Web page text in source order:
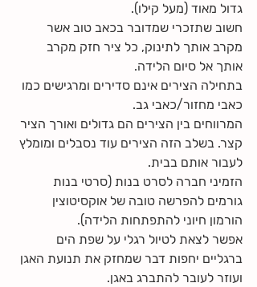
גדול מאוד (מעל קילו).
חשוב שתזכרי שמדובר בכאב טוב אשר
מקרב אותך לתינוק, כל ציר חזק מקרב
אותך אל סיום הלידה.
בתחילה הצירים אינם סדירים ומרגישים כמו
כאבי מחזור/כאבי גב.
המרווחים בין הצירים הם גדולים ואורך הציר
קצר. בשלב הזה הצירים עוד נסבלים ומומלץ
לעבור אותם בבית.
הזמיני חברה לסרט בנות (סרטי בנות
גורמים להפרשה טובה של אוקסיטוצין
הורמון חיוני להתפתחות הלידה).
אפשר לצאת לטיול רגלי על שפת הים
ברגליים יחפות דבר שמחזק את תנועת האגן
ועוזר לעובר להתברג באגן.